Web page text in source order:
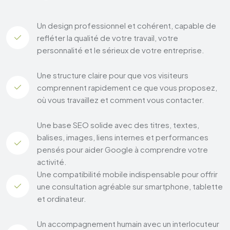
Un design professionnel et cohérent, capable de
refléter la qualité de votre travail, votre
personnalité et le sérieux de votre entreprise.
Une structure claire pour que vos visiteurs
comprennent rapidement ce que vous proposez,
où vous travaillez et comment vous contacter.
Une base SEO solide avec des titres, textes,
balises, images, liens internes et performances
pensés pour aider Google à comprendre votre
activité.
Une compatibilité mobile indispensable pour offrir
une consultation agréable sur smartphone, tablette
et ordinateur.
Un accompagnement humain avec un interlocuteur